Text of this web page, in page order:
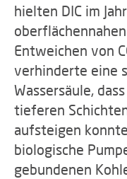
hielten DIC im
Entweichen von
verhinderte eine
Wassersäule, dass
tieferen
aufsteigen
biologische
gebundenen